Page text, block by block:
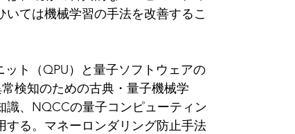
ては機械学習の手法を改善するこ
ト（QPU）と量子ソフトウェアの
検知のための古典・量子機械学
識、NQCCの量子コンピューティン
する。マネーロンダリング防止手法